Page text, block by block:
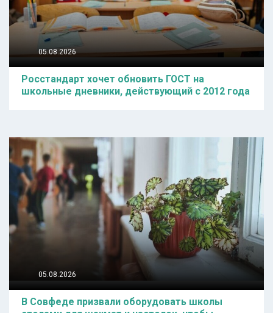
05.08.2026
Росстандарт хочет обновить ГОСТ на
школьные дневники, действующий с 2012 года
05.08.2026
В Совфеде призвали оборудовать школы